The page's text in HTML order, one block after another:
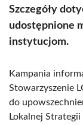
Szczegóły
udostępnione
instytucjom.
Kampania
Stowarzyszenie
do
Lokalnej